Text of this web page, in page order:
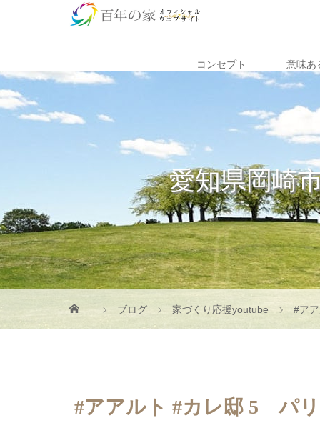
コンセプト 意味あ
愛知県岡崎
ブログ 家づくり応援youtube #アアルト #カレ邸 5 パリから40ｋｍ郊外、#アルヴァアアルト が1959
#アアルト #カレ邸 5 パリ